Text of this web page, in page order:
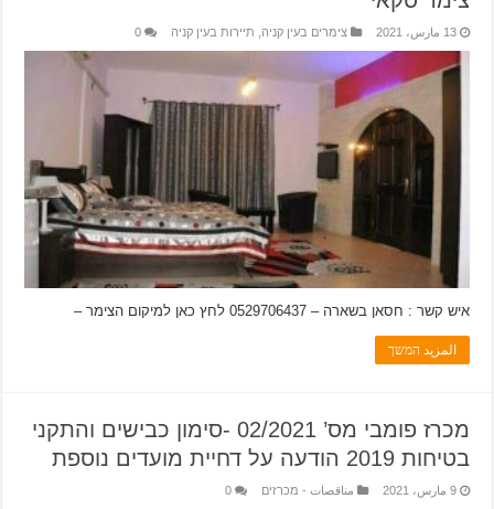
13 مارس، 2021 צימרים בעין קניה תיירות בעין קניה 0
איש קשר : חסאן בשארה – 0529706437 לחץ כאן למיקום הצימר –
المزيد המשך
מכרז פומבי מס’ 02/2021 -סימון כבישים והתקני
בטיחות 2019 הודעה על דחיית מועדים נוספת
9 مارس، 2021 مناقصات - מכרזים 0